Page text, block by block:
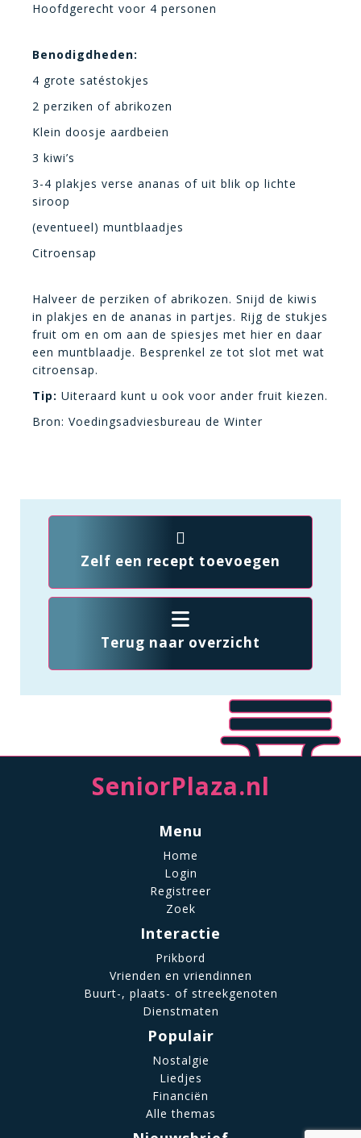
Hoofdgerecht voor 4 personen
Benodigdheden:
4 grote satéstokjes
2 perziken of abrikozen
Klein doosje aardbeien
3 kiwi’s
3-4 plakjes verse ananas of uit blik op lichte
siroop
(eventueel) muntblaadjes
Citroensap
Halveer de perziken of abrikozen. Snijd de kiwis
in plakjes en de ananas in partjes. Rijg de stukjes
fruit om en om aan de spiesjes met hier en daar
een muntblaadje. Besprenkel ze tot slot met wat
citroensap.
Tip: Uiteraard kunt u ook voor ander fruit kiezen.
Bron: Voedingsadviesbureau de Winter
Zelf een recept toevoegen
Terug naar overzicht
SeniorPlaza.nl
Menu
Home
Login
Registreer
Zoek
Interactie
Prikbord
Vrienden en vriendinnen
Buurt-, plaats- of streekgenoten
Dienstmaten
Populair
Nostalgie
Liedjes
Financiën
Alle themas